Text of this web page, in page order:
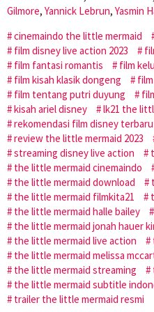
Gilmore, Yannick Lebrun, Yasmin
cinemaindo the little mermaid
film disney live action 2023
film fantasi romantis
film
film kisah klasik dongeng
film tentang putri duyung
kisah ariel disney
lk21 the
rekomendasi film disney terbaru
review the little mermaid 2023
streaming disney live action
the little mermaid cinemaindo
the little mermaid download
the little mermaid filmkita21
the little mermaid halle bailey
the little mermaid jonah hauer
the little mermaid live action
the little mermaid melissa
the little mermaid streaming
the little mermaid subtitle
trailer the little mermaid resmi